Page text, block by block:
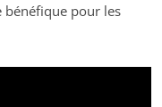
pour les